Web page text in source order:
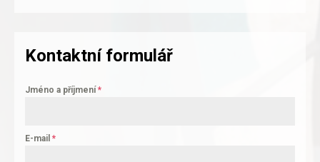
Kontaktní formulář
Jméno a příjmení*
E-mail *